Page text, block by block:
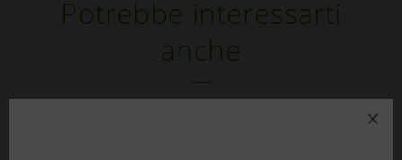
Potrebbe interessarti
anche